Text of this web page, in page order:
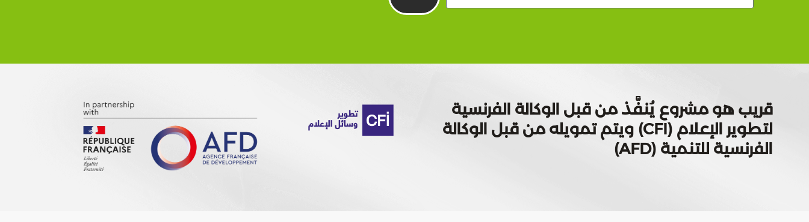
قريب هو مشروع يُنفَّذ من قبل الوكالة الفرنسية
لتطوير الإعلام (CFI) ويتم تمويله من قبل الوكالة
الفرنسية للتنمية (AFD)